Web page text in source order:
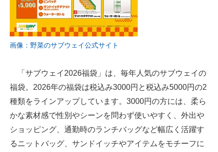
画像：野菜のサブウェイ公式サイト
「サブウェイ2026福袋」は、毎年人気のサブウェイの
福袋。2026年の福袋は税込み3000円と税込み5000円の2
種類をラインアップしています。3000円の方には、柔ら
かな素材感で性別やシーンを問わず使いやすく、外出や
ショッピング、通勤時のランチバッグなど幅広く活躍す
るニットバッグ、サンドイッチやアイテムをモチーフに